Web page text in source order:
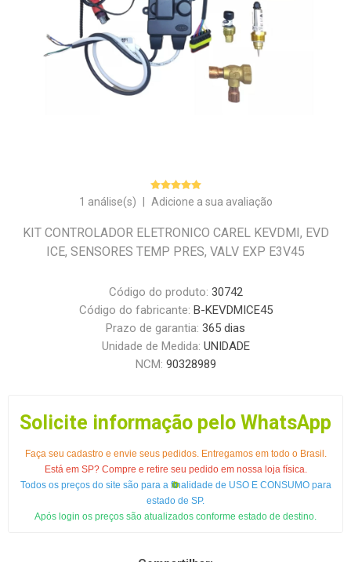
1 análise(s) Adicione a sua avaliação
KIT CONTROLADOR ELETRONICO CAREL KEVDMI, EVD
ICE, SENSORES TEMP PRES, VALV EXP E3V45
Código do produto: 30742
Código do fabricante: B-KEVDMICE45
Prazo de garantia: 365 dias
Unidade de Medida: UNIDADE
NCM: 90328989
Solicite informação pelo WhatsApp
Faça seu cadastro e envie seus pedidos. Entregamos em todo o Brasil.
Está em SP? Compre e retire seu pedido em nossa loja física.
Todos os preços do site são para a finalidade de USO E CONSUMO para
estado de SP.
Após login os preços são atualizados conforme estado de destino.